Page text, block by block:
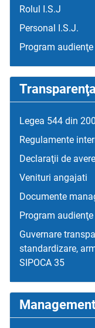
Rolul I.S.J
Personal I.S.J.
Program audienţe
Legea 544 din
Regulamente
Declaraţii de avere
Venituri angajati
Documente
Program
Guvernare
standardizare,
SIPOCA 35
Management